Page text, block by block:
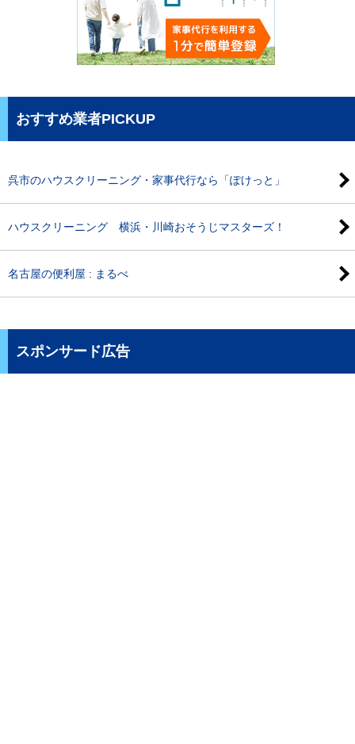
おすすめ業者PICKUP
呉市のハウスクリーニング・家事代行なら「ぽけっと」
ハウスクリーニング 横浜・川崎おそうじマスターズ！
名古屋の便利屋 : まるべ
スポンサード広告